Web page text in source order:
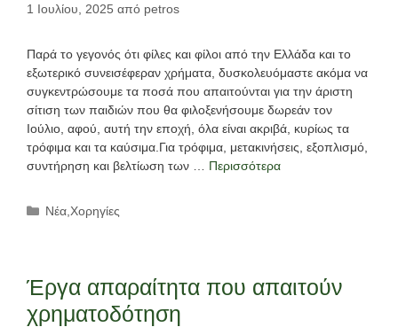
1 Ιουλίου, 2025 από petros
Παρά το γεγονός ότι φίλες και φίλοι από την Ελλάδα και το
εξωτερικό συνεισέφεραν χρήματα, δυσκολευόμαστε ακόμα να
συγκεντρώσουμε τα ποσά που απαιτούνται για την άριστη
σίτιση των παιδιών που θα φιλοξενήσουμε δωρεάν τον
Ιούλιο, αφού, αυτή την εποχή, όλα είναι ακριβά, κυρίως τα
τρόφιμα και τα καύσιμα.Για τρόφιμα, μετακινήσεις, εξοπλισμό,
συντήρηση και βελτίωση των … Περισσότερα
Κατηγορίες
Νέα Χορηγίες
Έργα απαραίτητα που απαιτούν
χρηματοδότηση